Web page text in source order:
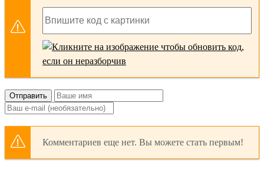
Отправить
Комментариев еще нет. Вы можете стать первым!